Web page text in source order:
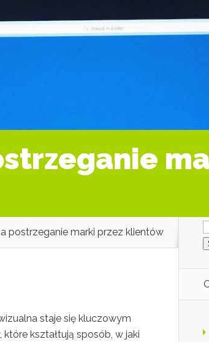
postrzeganie marki przez klientów
staje się kluczowym
kształtują sposób, w jaki